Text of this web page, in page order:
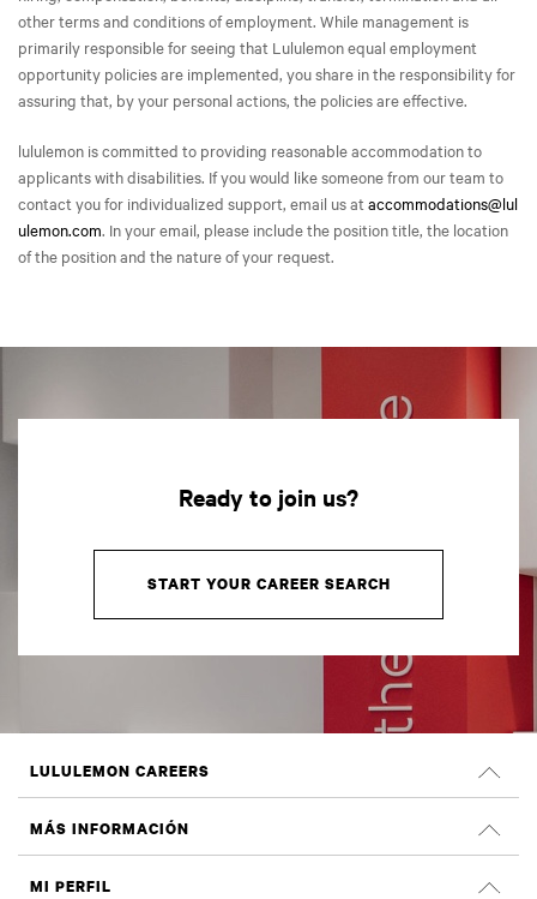
other terms and conditions of employment. While management is
primarily responsible for seeing that Lululemon equal employment
opportunity policies are implemented, you share in the responsibility for
assuring that, by your personal actions, the policies are effective.
lululemon is committed to providing reasonable accommodation to
applicants with disabilities. If you would like someone from our team to
contact you for individualized support, email us at accommodations@lul
ulemon.com. In your email, please include the position title, the location
of the position and the nature of your request.
Ready to join us?
START YOUR CAREER SEARCH
LULULEMON CAREERS
Oportunidades profesionales
OFERTAS DE EMPLEO
MÁS INFORMACIÓN
MI PERFIL